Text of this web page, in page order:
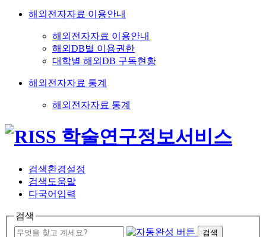
해외전자자료 이용안내
해외전자자료 이용안내
해외DB별 이용권한
대학별 해외DB 구독현황
해외전자자료 통계
해외전자자료 통계
검색환경설정
검색도움말
다국어입력
검색
검색